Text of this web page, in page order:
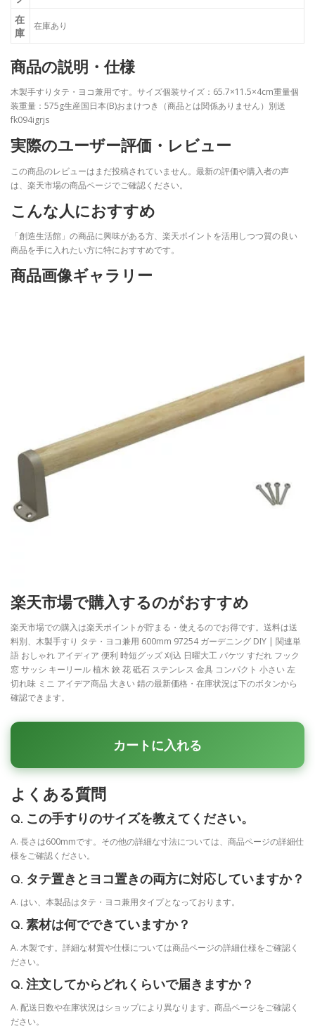
在
庫
在庫あり
商品の説明・仕様
木製手すりタテ・ヨコ兼用です。サイズ個装サイズ：65.7×11.5×4cm重量個
装重量：575g生産国日本(B)おまけつき（商品とは関係ありません）別送
fk094igrjs
実際のユーザー評価・レビュー
この商品のレビューはまだ投稿されていません。最新の評価や購入者の声
は、楽天市場の商品ページでご確認ください。
こんな人におすすめ
「創造生活館」の商品に興味がある方、楽天ポイントを活用しつつ質の良い
商品を手に入れたい方に特におすすめです。
商品画像ギャラリー
楽天市場で購入するのがおすすめ
楽天市場での購入は楽天ポイントが貯まる・使えるのでお得です。送料は送
料別、木製手すり タテ・ヨコ兼用 600mm 97254 ガーデニング DIY | 関連単
語 おしゃれ アイディア 便利 時短グッズ 刈込 日曜大工 バケツ すだれ フック
窓 サッシ キーリール 植木 鋏 花 砥石 ステンレス 金具 コンパクト 小さい 左
切れ味 ミニ アイデア商品 大きい 錆の最新価格・在庫状況は下のボタンから
確認できます。
カートに入れる
よくある質問
Q. この手すりのサイズを教えてください。
A. 長さは600mmです。その他の詳細な寸法については、商品ページの詳細仕
様をご確認ください。
Q. タテ置きとヨコ置きの両方に対応していますか？
A. はい、本製品はタテ・ヨコ兼用タイプとなっております。
Q. 素材は何でできていますか？
A. 木製です。詳細な材質や仕様については商品ページの詳細仕様をご確認く
ださい。
Q. 注文してからどれくらいで届きますか？
A. 配送日数や在庫状況はショップにより異なります。商品ページをご確認く
ださい。